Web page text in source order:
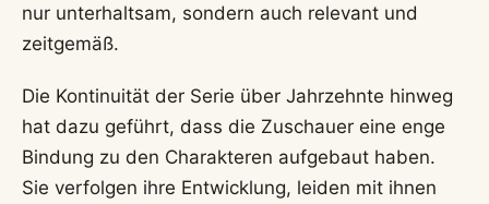
nur unterhaltsam, sondern auch relevant und
zeitgemäß.
Die Kontinuität der Serie über Jahrzehnte hinweg
hat dazu geführt, dass die Zuschauer eine enge
Bindung zu den Charakteren aufgebaut haben.
Sie verfolgen ihre Entwicklung, leiden mit ihnen